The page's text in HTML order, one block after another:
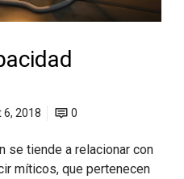
6, 2018 0
se tiende a relacionar con
míticos, que pertenecen